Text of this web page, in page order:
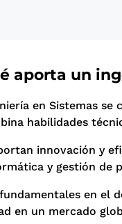
aporta un
en Sistemas
habilidades
innovación y
y gestión de
en el
en un mercado